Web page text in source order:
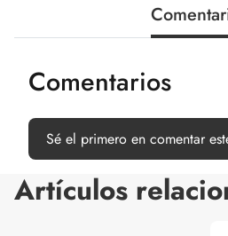
Comentarios
Sé el primero en comentar
Artículos